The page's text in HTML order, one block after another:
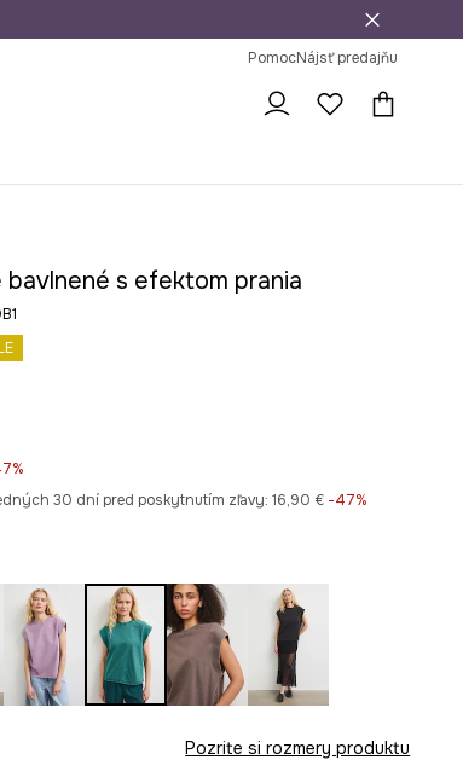
PomocNájsť predajňu
bavlnené s efektom prania
30 dní pred poskytnutím zľavy: 16,90 € -47%
Pozrite si rozmery produktu